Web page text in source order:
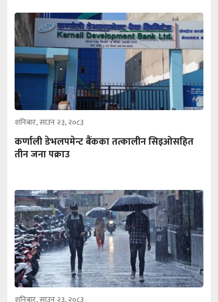
शनिबार, साउन २३, २०८३
कर्णाली डेभलपमेन्ट बैंकका तत्कालीन सिइओसहित
तीन जना पक्राउ